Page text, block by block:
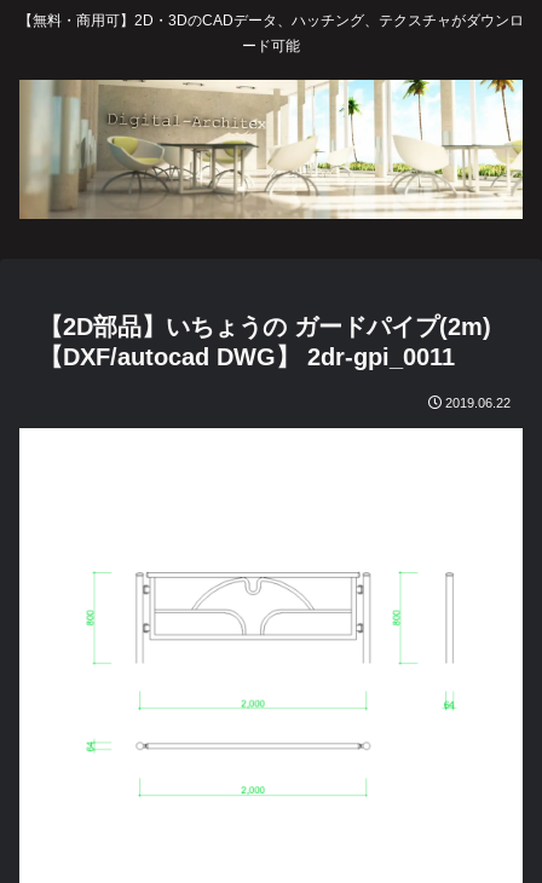
【無料・商用可】2D・3DのCADデータ、ハッチング、テクスチャがダウンロ
ード可能
【2D部品】いちょうの ガードパイプ(2m)
【DXF/autocad DWG】 2dr-gpi_0011
2019.06.22